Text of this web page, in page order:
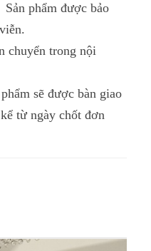
phẩm được bảo
chuyển trong nội
phẩm sẽ được bàn giao
kể từ ngày chốt đơn